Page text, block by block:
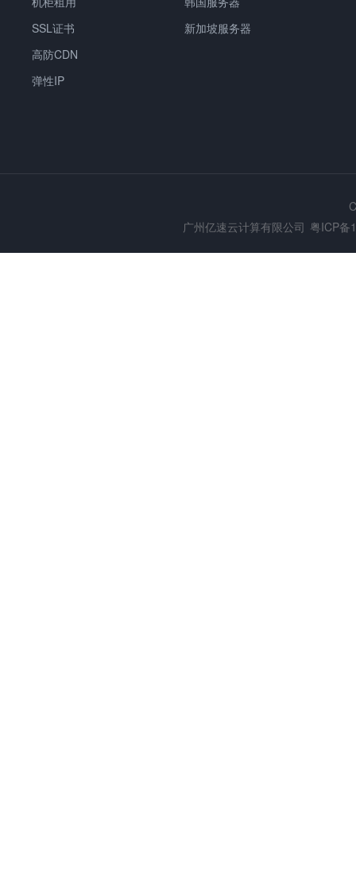
SSL证书
高防CDN
弹性IP
新加坡服务器
广州亿速云计算有限公司 粤ICP备